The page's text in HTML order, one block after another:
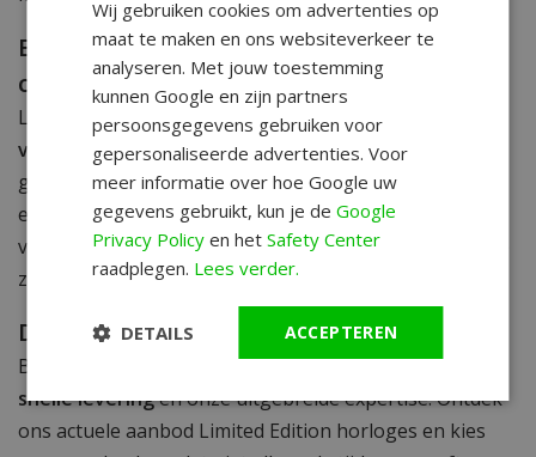
Een waardevol accessoire voor elke
collectie
Limited Edition horloges blinken uit door
vakmanschap, oog voor detail en een vaak
genummerde oplage. Voor verzamelaars vormen ze
een essentieel onderdeel van hun collectie, terwijl ze
voor dragers een stijlvol en onderscheidend accessoire
zijn dat elke outfit compleet maakt.
De voordelen van WatchXL
Bij WatchXL profiteer je vanbetrouwbare service
snelle leveringen onze uitgebreide expertise. Ontdek
ons actuele aanbod Limited Edition horloges en kies
Wij gebruiken cookies om advertenties op
maat te maken en ons websiteverkeer te
analyseren. Met jouw toestemming
kunnen Google en zijn partners
persoonsgegevens gebruiken voor
gepersonaliseerde advertenties. Voor
meer informatie over hoe Google uw
gegevens gebruikt, kun je deGoogle
Privacy Policy en hetSafety Center
raadplegen. Lees verder.
ACCEPTEREN
DETAILS